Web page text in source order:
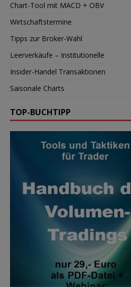
Chart-Tool mit MACD + OBV
Wirtschaftstermine
Tipps zur Broker-Wahl
Leerverkäufe – Institutionelle
Insider-Handel Transaktionen
Saisonale Charts
TOP-BUCHTIPP